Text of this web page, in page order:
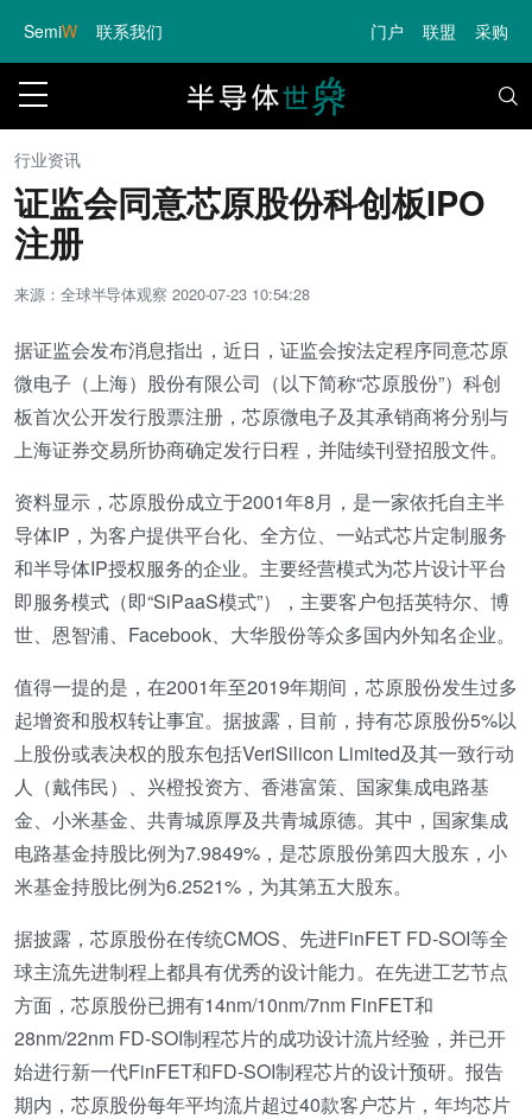
SemiW 联系我们 门户 联盟 采购
行业资讯
证监会同意芯原股份科创板IPO
注册
来源：全球半导体观察 2020-07-23 10:54:28
据证监会发布消息指出，近日，证监会按法定程序同意芯原
微电子（上海）股份有限公司（以下简称“芯原股份”）科创
板首次公开发行股票注册，芯原微电子及其承销商将分别与
上海证券交易所协商确定发行日程，并陆续刊登招股文件。
资料显示，芯原股份成立于2001年8月，是一家依托自主半
导体IP，为客户提供平台化、全方位、一站式芯片定制服务
和半导体IP授权服务的企业。主要经营模式为芯片设计平台
即服务模式（即“SiPaaS模式”），主要客户包括英特尔、博
世、恩智浦、Facebook、大华股份等众多国内外知名企业。
值得一提的是，在2001年至2019年期间，芯原股份发生过多
起增资和股权转让事宜。据披露，目前，持有芯原股份5%以
上股份或表决权的股东包括VeriSilicon Limited及其一致行动
人（戴伟民）、兴橙投资方、香港富策、国家集成电路基
金、小米基金、共青城原厚及共青城原德。其中，国家集成
电路基金持股比例为7.9849%，是芯原股份第四大股东，小
米基金持股比例为6.2521%，为其第五大股东。
据披露，芯原股份在传统CMOS、先进FinFET FD-SOI等全
球主流先进制程上都具有优秀的设计能力。在先进工艺节点
方面，芯原股份已拥有14nm/10nm/7nm FinFET和
28nm/22nm FD-SOI制程芯片的成功设计流片经验，并已开
始进行新一代FinFET和FD-SOI制程芯片的设计预研。报告
期内，芯原股份每年平均流片超过40款客户芯片，年均芯片